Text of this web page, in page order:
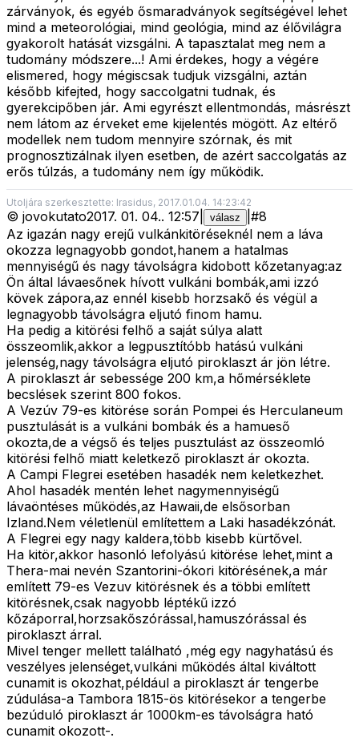
zárványok, és egyéb ősmaradványok segítségével lehet
mind a meteorológiai, mind geológia, mind az élővilágra
gyakorolt hatását vizsgálni. A tapasztalat meg nem a
tudomány módszere...! Ami érdekes, hogy a végére
elismered, hogy mégiscsak tudjuk vizsgálni, aztán
később kifejted, hogy saccolgatni tudnak, és
gyerekcipőben jár. Ami egyrészt ellentmondás, másrészt
nem látom az érveket eme kijelentés mögött. Az eltérő
modellek nem tudom mennyire szórnak, és mit
prognosztizálnak ilyen esetben, de azért saccolgatás az
erős túlzás, a tudomány nem így működik.
Utoljára szerkesztette: Irasidus, 2017.01.04. 14:23:42
© jovokutato2017. 01. 04.. 12:57 válasz #8
Az igazán nagy erejű vulkánkitöréseknél nem a láva
okozza legnagyobb gondot,hanem a hatalmas
mennyiségű és nagy távolságra kidobott kőzetanyag:az
Ön által lávaesőnek hívott vulkáni bombák,ami izzó
kövek zápora,az ennél kisebb horzsakő és végül a
legnagyobb távolságra eljutó finom hamu.
Ha pedig a kitörési felhő a saját súlya alatt
összeomlik,akkor a legpusztítóbb hatású vulkáni
jelenség,nagy távolságra eljutó piroklaszt ár jön létre.
A piroklaszt ár sebessége 200 km,a hőmérséklete
becslések szerint 800 fokos.
A Vezúv 79-es kitörése során Pompei és Herculaneum
pusztulását is a vulkáni bombák és a hamueső
okozta,de a végső és teljes pusztulást az összeomló
kitörési felhő miatt keletkező piroklaszt ár okozta.
A Campi Flegrei esetében hasadék nem keletkezhet.
Ahol hasadék mentén lehet nagymennyiségű
lávaöntéses működés,az Hawaii,de elsősorban
Izland.Nem véletlenül említettem a Laki hasadékzónát.
A Flegrei egy nagy kaldera,több kisebb kürtővel.
Ha kitör,akkor hasonló lefolyású kitörése lehet,mint a
Thera-mai nevén Szantorini-ókori kitörésének,a már
említett 79-es Vezuv kitörésnek és a többi említett
kitörésnek,csak nagyobb léptékű izzó
kőzáporral,horzsakőszórással,hamuszórással és
piroklaszt árral.
Mivel tenger mellett található ,még egy nagyhatású és
veszélyes jelenséget,vulkáni működés által kiváltott
cunamit is okozhat,például a piroklaszt ár tengerbe
zúdulása-a Tambora 1815-ös kitörésekor a tengerbe
bezúduló piroklaszt ár 1000km-es távolságra ható
cunamit okozott-.